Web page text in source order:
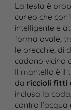
La testa è
cuneo che
intelligente e
forma ovale,
le orecchie, di
cadono vicino
Il mantello è il
da riccioli fitti
inclusa la
contro